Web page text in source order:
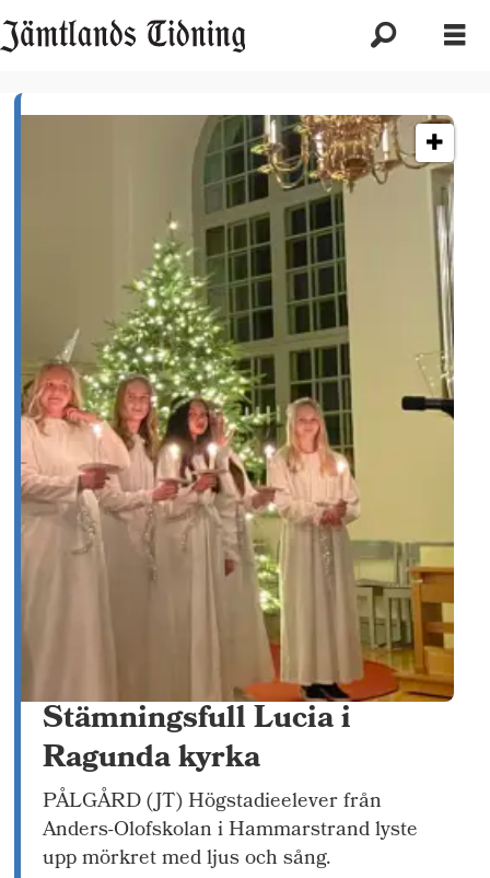
Etikett:
Stämningsfull Lucia i
Ragunda kyrka
PÅLGÅRD (JT) Högstadieelever från
Anders-Olofskolan i Hammarstrand lyste
upp mörkret med ljus och sång.